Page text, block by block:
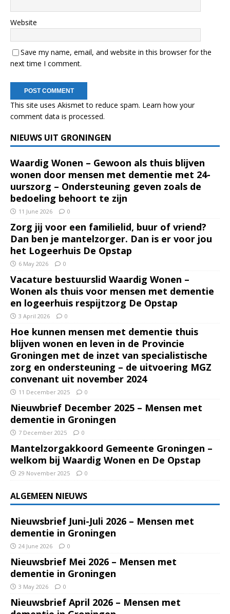
Website
Save my name, email, and website in this browser for the
next time I comment.
This site uses Akismet to reduce spam. Learn how your
comment data is processed.
NIEUWS UIT GRONINGEN
Waardig Wonen – Gewoon als thuis blijven
wonen door mensen met dementie met 24-
uurszorg – Ondersteuning geven zoals de
bedoeling behoort te zijn
11 June 2026 0
Zorg jij voor een familielid, buur of vriend?
Dan ben je mantelzorger. Dan is er voor jou
het Logeerhuis De Opstap
6 May 2026 0
Vacature bestuurslid Waardig Wonen –
Wonen als thuis voor mensen met dementie
en logeerhuis respijtzorg De Opstap
3 April 2026 0
Hoe kunnen mensen met dementie thuis
blijven wonen en leven in de Provincie
Groningen met de inzet van specialistische
zorg en ondersteuning – de uitvoering MGZ
convenant uit november 2024
11 December 2025 0
Nieuwbrief December 2025 – Mensen met
dementie in Groningen
7 December 2025 0
Mantelzorgakkoord Gemeente Groningen –
welkom bij Waardig Wonen en De Opstap
29 November 2025 0
ALGEMEEN NIEUWS
Nieuwsbrief Juni-Juli 2026 – Mensen met
dementie in Groningen
24 June 2026 0
Nieuwsbrief Mei 2026 – Mensen met
dementie in Groningen
3 May 2026 0
Nieuwsbrief April 2026 – Mensen met